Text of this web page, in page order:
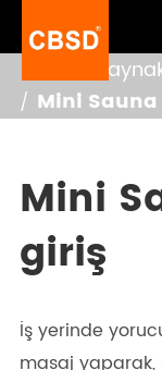
Mini Sauna
Mini
giriş
İş yerinde
masaj